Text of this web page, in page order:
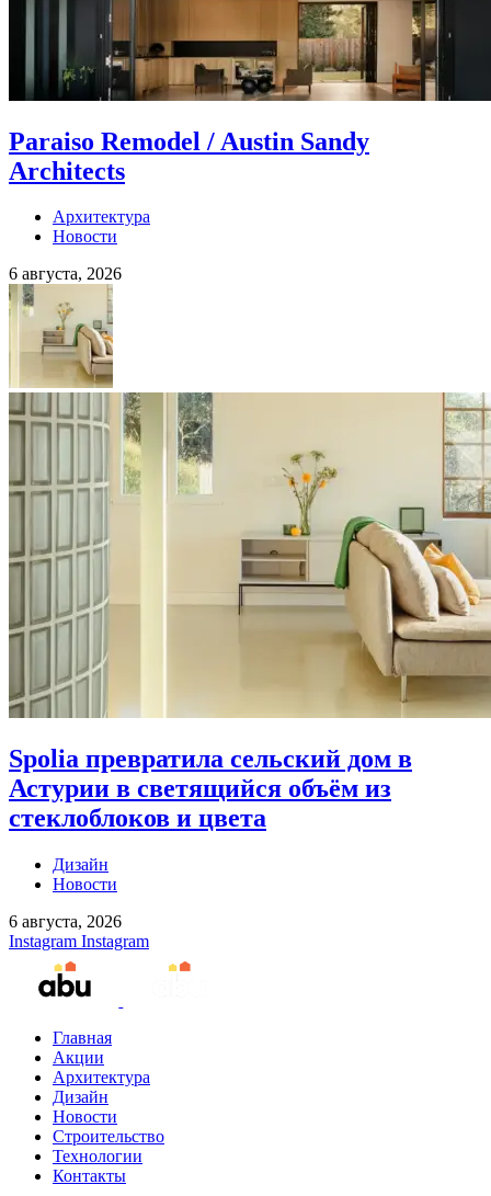
Paraiso Remodel / Austin Sandy
Architects
Архитектура
Новости
6 августа, 2026
Spolia превратила сельский дом в
Астурии в светящийся объём из
стеклоблоков и цвета
Дизайн
Новости
6 августа, 2026
Instagram Instagram
Главная
Акции
Архитектура
Дизайн
Новости
Строительство
Технологии
Контакты